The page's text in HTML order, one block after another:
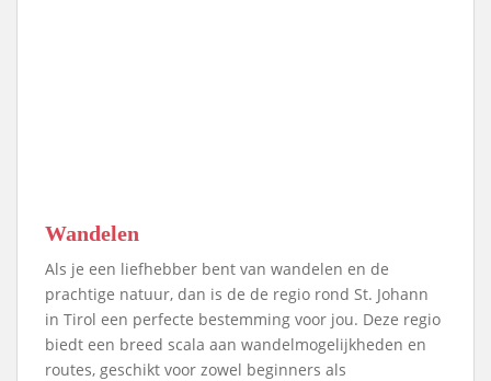
Wandelen
Als je een liefhebber bent van wandelen en de
prachtige natuur, dan is de de regio rond St. Johann
in Tirol een perfecte bestemming voor jou. Deze regio
biedt een breed scala aan wandelmogelijkheden en
routes, geschikt voor zowel beginners als